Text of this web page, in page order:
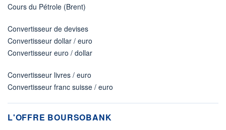
Cours du Pétrole (Brent)
Convertisseur de devises
Convertisseur dollar / euro
Convertisseur euro / dollar
Convertisseur livres / euro
Convertisseur franc suisse / euro
L'OFFRE BOURSOBANK